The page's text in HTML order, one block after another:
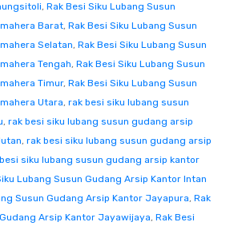
, Rak Besi Siku Lubang Susun
Barat, Rak Besi Siku Lubang Susun
Selatan, Rak Besi Siku Lubang Susun
Tengah, Rak Besi Siku Lubang Susun
Timur, Rak Besi Siku Lubang Susun
Utara, rak besi siku lubang susun
, rak besi siku lubang susun gudang arsip
, rak besi siku lubang susun gudang arsip
siku lubang susun gudang arsip kantor
Lubang Susun Gudang Arsip Kantor Intan
Susun Gudang Arsip Kantor Jayapura, Rak
Arsip Kantor Jayawijaya, Rak Besi